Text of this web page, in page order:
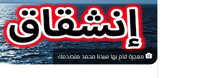
معجزة قام بها سيدنا محمد هتصدمك